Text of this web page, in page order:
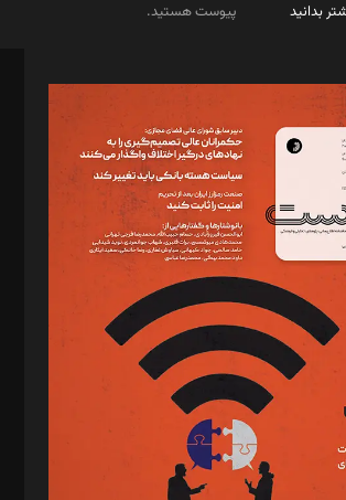
بدانید
پیوست هستید.
اثنی‌عشری
سمیع
رجبی
ایپکچی
پاکدل
بابک نقاش
آرش برهمند، یسنا امان‌پور، سروش کرمیان،
ابوالفضل رجبی، زهرا فکرانه، فائزه فتحی